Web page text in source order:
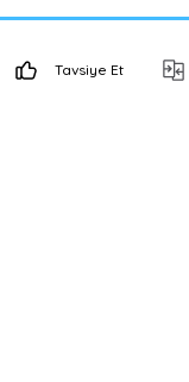
Tavsiye Et